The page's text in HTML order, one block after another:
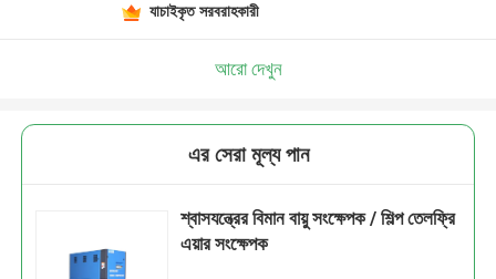
যাচাইকৃত সরবরাহকারী
আরো দেখুন
এর সেরা মূল্য পান
শ্বাসযন্ত্রের বিমান বায়ু সংক্ষেপক / শিল্প তেলফ্রি
এয়ার সংক্ষেপক